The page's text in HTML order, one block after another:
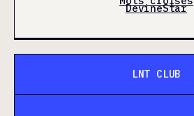
DevineStar
LNT CLUB